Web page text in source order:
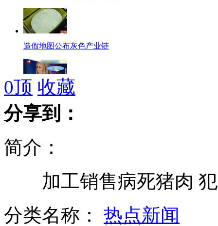
造假地图公布灰色产业链
美女主持被惹毛当场发飙爆粗口
盗狗男子为逃查处撞飞辅警
0顶 收藏
分享到：
简介：
加工销售病死猪肉 犯
分类名称： 热点新闻